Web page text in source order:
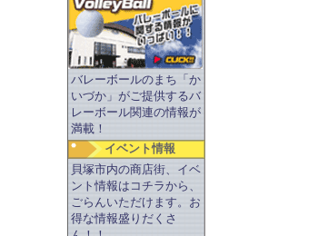
バレーボールのまち「か
いづか」がご提供するバ
レーボール関連の情報が
満載！
イベント情報
貝塚市内の商店街、イベ
ント情報はコチラから、
ごらんいただけます。お
得な情報盛りだくさ